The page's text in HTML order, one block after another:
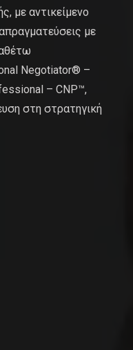
με αντικείμενο
με
Negotiator® –
– CNP™,
στη στρατηγική